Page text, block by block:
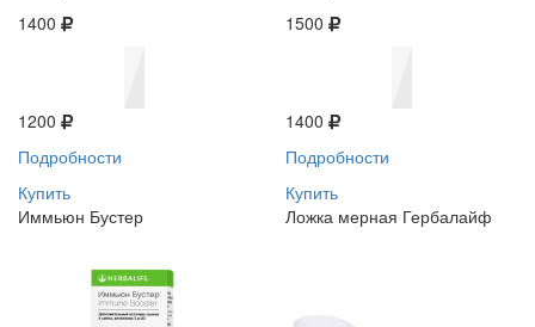
1400
1200
Подробности
Купить
1500
1400
Подробности
Купить
Иммьюн Бустер
Ложка мерная Гербалайф